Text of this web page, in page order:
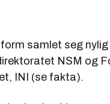
såkalte
samlet seg
NSM og
INI (se fakta).